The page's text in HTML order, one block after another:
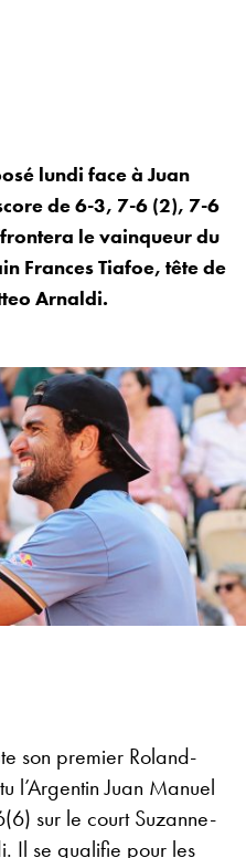
lundi face à Juan
de 6-3, 7-6 (2), 7-6
le vainqueur du
Frances Tiafoe, tête de
Arnaldi.
son premier Roland-
l’Argentin Juan Manuel
sur le court Suzanne-
Il se qualifie pour les